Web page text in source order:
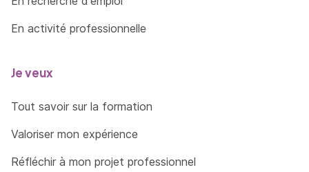
En activité professionnelle
Je veux
Tout savoir sur la formation
Valoriser mon expérience
Réfléchir à mon projet professionnel